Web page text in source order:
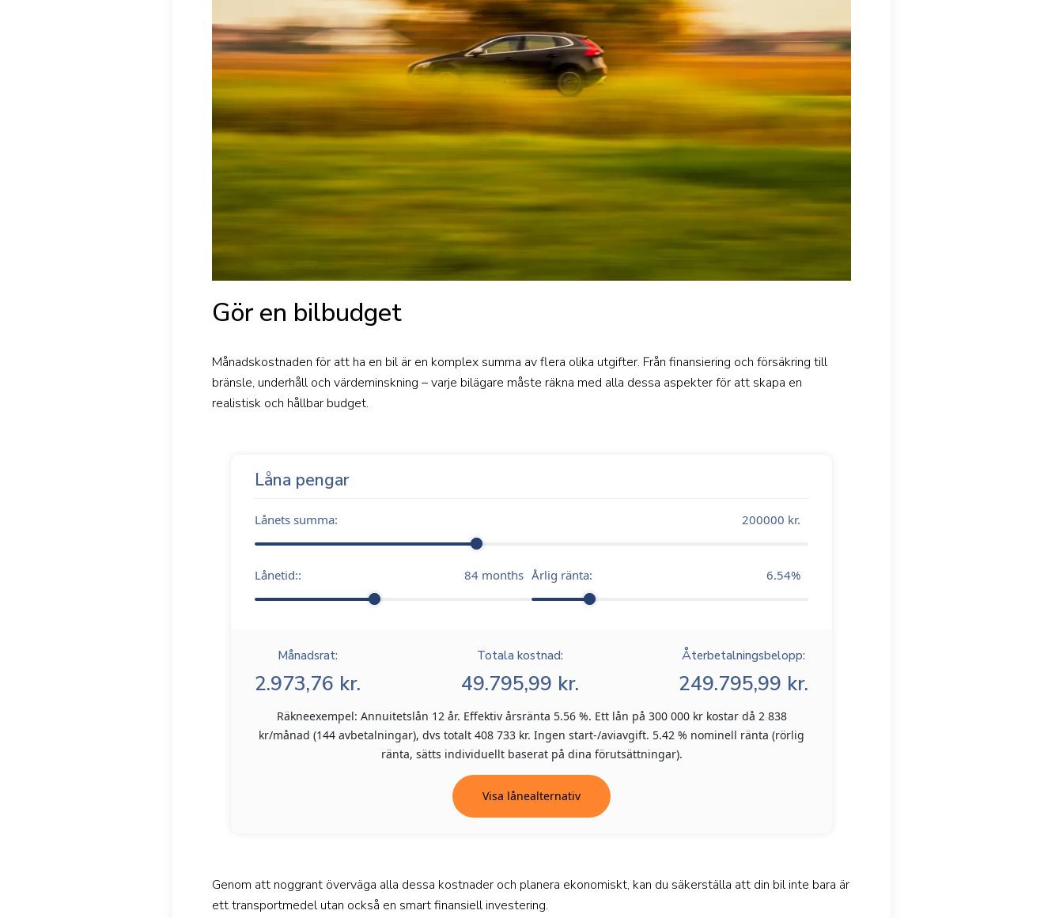
Gör en bilbudget
Månadskostnaden för att ha en bil är en komplex summa av flera olika utgifter. Från finansiering och försäkring till
bränsle, underhåll och värdeminskning – varje bilägare måste räkna med alla dessa aspekter för att skapa en
realistisk och hållbar budget.
Låna pengar
Lånets summa: 200000 kr.
Lånetid:: 84 months Årlig ränta: 6.54%
Månadsrat:
2.973,76 kr.
Totala kostnad:
49.795,99 kr.
Återbetalningsbelopp:
249.795,99 kr.
Räkneexempel: Annuitetslån 12 år. Effektiv årsränta 5.56 %. Ett lån på 300 000 kr kostar då 2 838
kr/månad (144 avbetalningar), dvs totalt 408 733 kr. Ingen start-/aviavgift. 5.42 % nominell ränta (rörlig
ränta, sätts individuellt baserat på dina förutsättningar).
Visa lånealternativ
Genom att noggrant överväga alla dessa kostnader och planera ekonomiskt, kan du säkerställa att din bil inte bara är
ett transportmedel utan också en smart finansiell investering.